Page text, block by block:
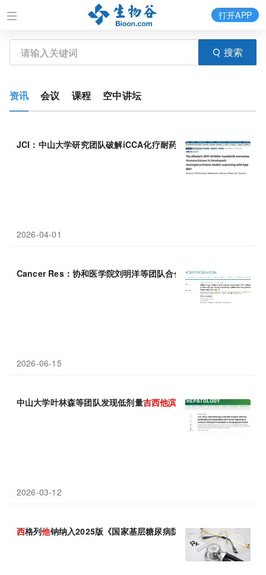
搜索
打开APP
资讯 会议 课程 空中讲坛
JCI：中山大学研究团队破解iCCA化疗耐药之谜，IDH1抑制剂协同
2026-04-01
Cancer Res：协和医学院刘明洋等团队合作发现化疗耐药CAF靠
2026-06-15
中山大学叶林森等团队发现低剂量吉西他滨 /顺铂可重塑免疫微环
2026-03-12
西格列他钠纳入2025版《国家基层糖尿病防治管理指南》